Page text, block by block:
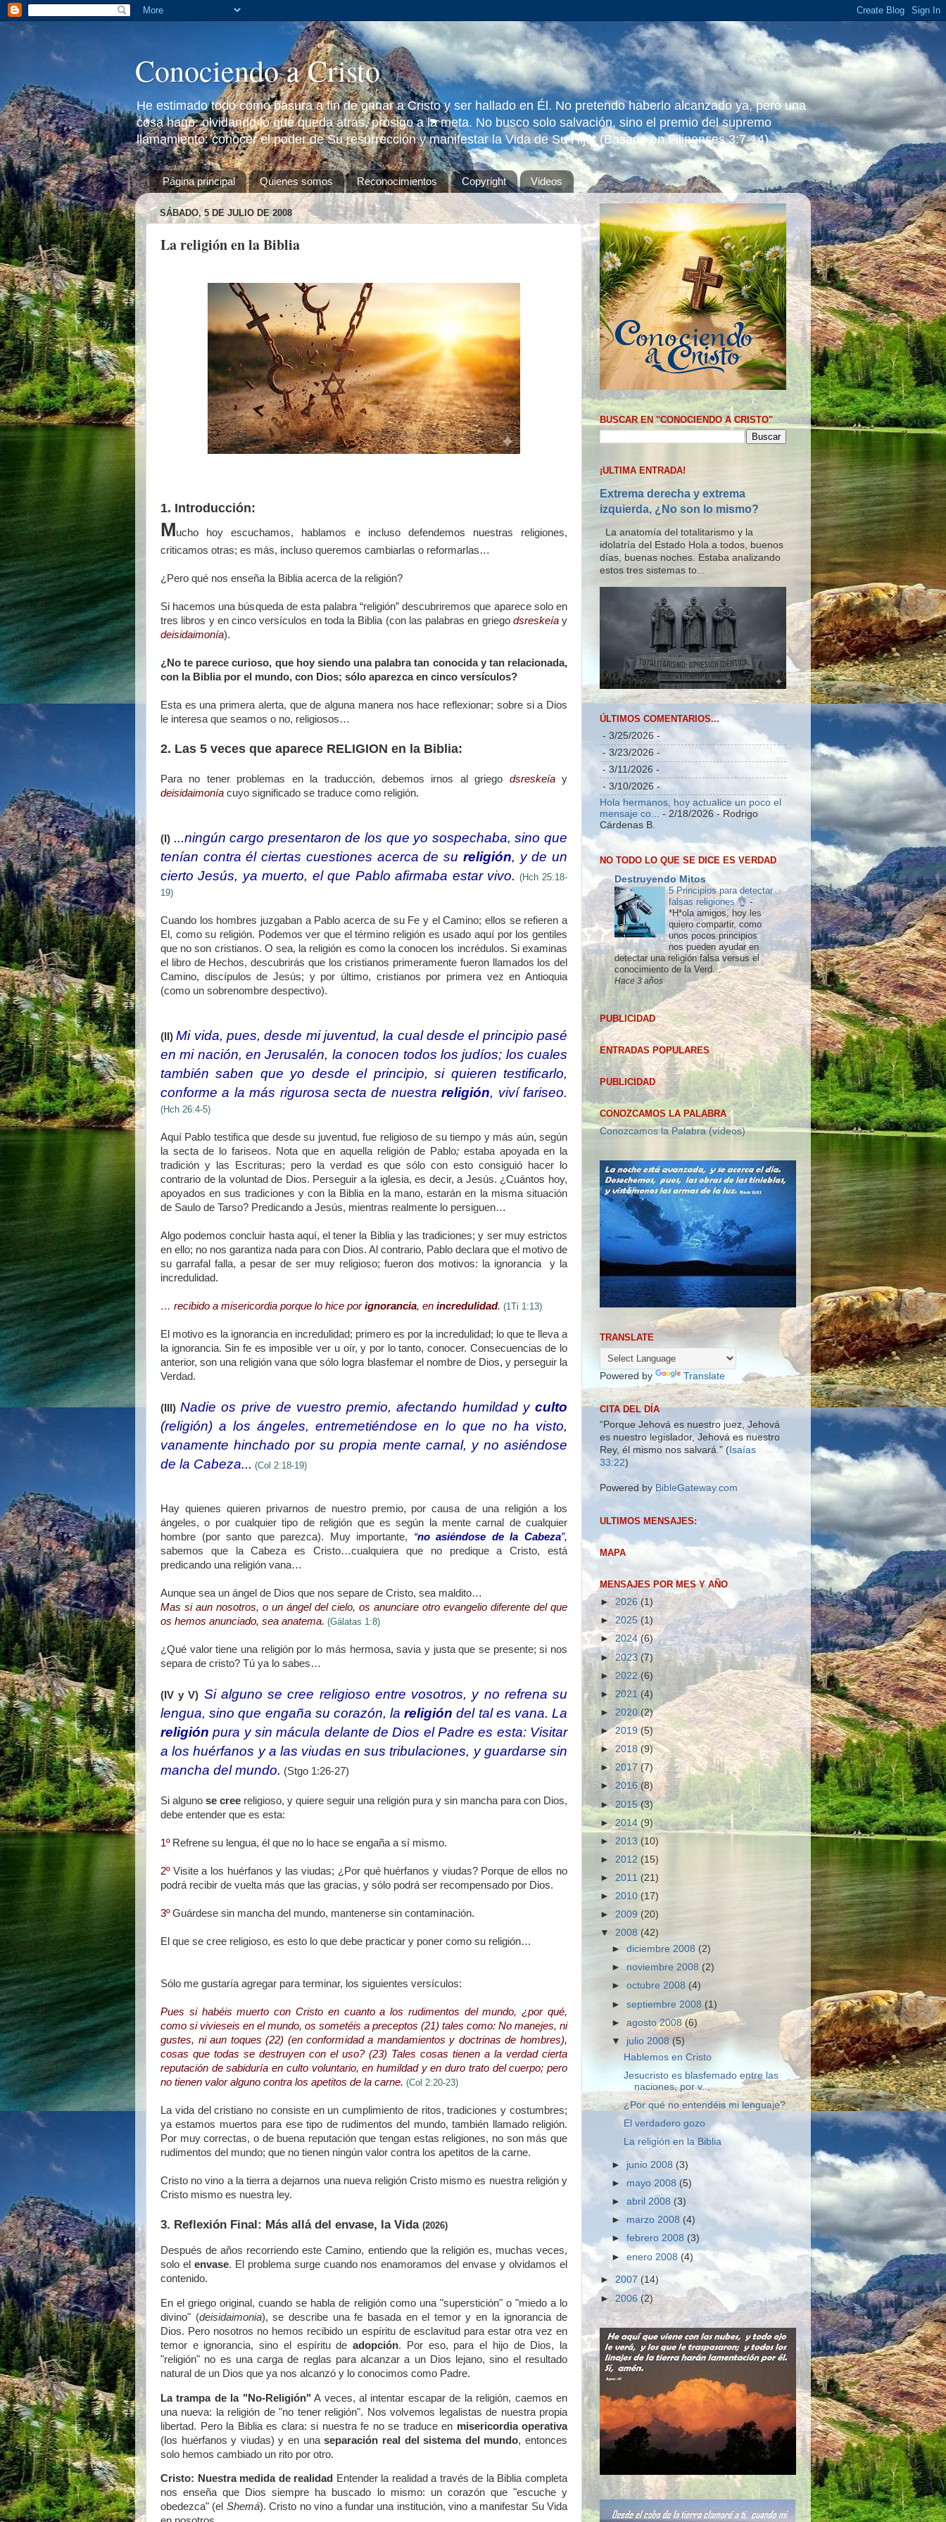
Conociendo a Cristo
He estimado todo como basura a fin de ganar a Cristo y ser hallado en Él. No pretendo haberlo alcanzado ya, pero una
cosa hago: olvidando lo que queda atrás, prosigo a la meta. No busco solo salvación, sino el premio del supremo
llamamiento: conocer el poder de Su resurrección y manifestar la Vida de Su Hijo. (Basado en Filipenses 3:7-14)
Página principal Quienes somos Reconocimientos Copyright Videos
SÁBADO, 5 DE JULIO DE 2008
La religión en la Biblia
1. Introducción:
Mucho hoy escuchamos, hablamos e incluso defendemos nuestras religiones,
criticamos otras; es más, incluso queremos cambiarlas o reformarlas…
¿Pero qué nos enseña la Biblia acerca de la religión?
Si hacemos una búsqueda de esta palabra “religión” descubriremos que aparece solo en
tres libros y en cinco versículos en toda la Biblia (con las palabras en griego dsreskeíay
deisidaimonía).
¿No te parece curioso, que hoy siendo una palabra tan conocida y tan relacionada,
con la Biblia por el mundo, con Dios; sólo aparezca en cinco versículos?
Esta es una primera alerta, que de alguna manera nos hace reflexionar; sobre si a Dios
le interesa que seamos o no, religiosos…
2. Las 5 veces que aparece RELIGION en la Biblia:
Para no tener problemas en la traducción, debemos irnos al griego dsreskeíay
deisidaimonía cuyo significado se traduce como religión.
(I) ...ningún cargo presentaron de los que yo sospechaba, sino que
tenían contra él ciertas cuestiones acerca de su religión, y de un
cierto Jesús, ya muerto, el que Pablo afirmaba estar vivo. (Hch 25:18-
19)
Cuando los hombres juzgaban a Pablo acerca de su Fe y el Camino; ellos se refieren a
El, como su religión. Podemos ver que el término religión es usado aquí por los gentiles
que no son cristianos. O sea, la religión es como la conocen los incrédulos. Si examinas
el libro de Hechos, descubrirás que los cristianos primeramente fueron llamados los del
Camino, discípulos de Jesús; y por último, cristianos por primera vez en Antioquia
(como un sobrenombre despectivo).
(II) Mi vida, pues, desde mi juventud, la cual desde el principio pasé
en mi nación, en Jerusalén, la conocen todos los judíos; los cuales
también saben que yo desde el principio, si quieren testificarlo,
conforme a la más rigurosa secta de nuestrareligión, viví fariseo.
(Hch 26:4-5)
Aquí Pablo testifica que desde su juventud, fue religioso de su tiempo y más aún, según
la secta de lo fariseos. Nota que en aquella religión de Pablo; estaba apoyada en la
tradición y las Escrituras; pero la verdad es que sólo con esto consiguió hacer lo
contrario de la voluntad de Dios. Perseguir a la iglesia, es decir, a Jesús. ¿Cuántos hoy,
apoyados en sus tradiciones y con la Biblia en la mano, estarán en la misma situación
de Saulo de Tarso? Predicando a Jesús, mientras realmente lo persiguen…
Algo podemos concluir hasta aquí, el tener la Biblia y las tradiciones; y ser muy estrictos
en ello; no nos garantiza nada para con Dios. Al contrario, Pablo declara que el motivo de
su garrafal falla, a pesar de ser muy religioso; fueron dos motivos: la ignorancia y la
incredulidad.
… recibido a misericordia porque lo hice porignorancia, en incredulidad. (1Ti 1:13)
El motivo es la ignorancia en incredulidad; primero es por la incredulidad; lo que te lleva a
la ignorancia. Sin fe es imposible ver u oír, y por lo tanto, conocer. Consecuencias de lo
anterior, son una religión vana que sólo logra blasfemar el nombre de Dios, y perseguir la
Verdad.
(III) Nadie os prive de vuestro premio, afectando humildad yculto
(religión) a los ángeles, entremetiéndose en lo que no ha visto,
vanamente hinchado por su propia mente carnal, y no asiéndose
de la Cabeza... (Col 2:18-19)
Hay quienes quieren privarnos de nuestro premio, por causa de una religión a los
ángeles, o por cualquier tipo de religión que es según la mente carnal de cualquier
hombre (por santo que parezca). Muy importante, “no asiéndose de la Cabeza”,
sabemos que la Cabeza es Cristo…cualquiera que no predique a Cristo, está
predicando una religión vana…
Aunque sea un ángel de Dios que nos separe de Cristo, sea maldito…
Mas si aun nosotros, o un ángel del cielo, os anunciare otro evangelio diferente del que
os hemos anunciado, sea anatema. (Gálatas 1:8)
¿Qué valor tiene una religión por lo más hermosa, savia y justa que se presente; si nos
separa de cristo? Tú ya lo sabes…
(IV y V) Si alguno se cree religioso entre vosotros, y no refrena su
lengua, sino que engaña su corazón, lareligióndel tal es vana. La
religión pura y sin mácula delante de Dios el Padre es esta: Visitar
a los huérfanos y a las viudas en sus tribulaciones, y guardarse sin
mancha del mundo. (Stgo 1:26-27)
Si alguno se cree religioso, y quiere seguir una religión pura y sin mancha para con Dios,
debe entender que es esta:
1ºRefrene su lengua, él que no lo hace se engaña a sí mismo.
2ºVisite a los huérfanos y las viudas; ¿Por qué huérfanos y viudas? Porque de ellos no
podrá recibir de vuelta más que las gracias, y sólo podrá ser recompensado por Dios.
3ºGuárdese sin mancha del mundo, mantenerse sin contaminación.
El que se cree religioso, es esto lo que debe practicar y poner como su religión…
Sólo me gustaría agregar para terminar, los siguientes versículos:
Pues si habéis muerto con Cristo en cuanto a los rudimentos del mundo, ¿por qué,
como si vivieseis en el mundo, os sometéis a preceptos (21) tales como: No manejes, ni
gustes, ni aun toques (22) (en conformidad a mandamientos y doctrinas de hombres),
cosas que todas se destruyen con el uso? (23) Tales cosas tienen a la verdad cierta
reputación de sabiduría en culto voluntario, en humildad y en duro trato del cuerpo; pero
no tienen valor alguno contra los apetitos de la carne. (Col 2:20-23)
La vida del cristiano no consiste en un cumplimiento de ritos, tradiciones y costumbres;
ya estamos muertos para ese tipo de rudimentos del mundo, también llamado religión.
Por muy correctas, o de buena reputación que tengan estas religiones, no son más que
rudimentos del mundo; que no tienen ningún valor contra los apetitos de la carne.
Cristo no vino a la tierra a dejarnos una nueva religión Cristo mismo es nuestra religión y
Cristo mismo es nuestra ley.
3. Reflexión Final: Más allá del envase, la Vida (2026)
Después de años recorriendo este Camino, entiendo que la religión es, muchas veces,
solo el envase. El problema surge cuando nos enamoramos del envase y olvidamos el
contenido.
En el griego original, cuando se habla de religión como una "superstición" o "miedo a lo
divino" (deisidaimonia), se describe una fe basada en el temor y en la ignorancia de
Dios. Pero nosotros no hemos recibido un espíritu de esclavitud para estar otra vez en
temor e ignorancia, sino el espíritu deadopción. Por eso, para el hijo de Dios, la
"religión" no es una carga de reglas para alcanzar a un Dios lejano, sino el resultado
natural de un Dios que ya nos alcanzó y lo conocimos como Padre.
La trampa de la "No-Religión" A veces, al intentar escapar de la religión, caemos en
una nueva: la religión de "no tener religión". Nos volvemos legalistas de nuestra propia
libertad. Pero la Biblia es clara: si nuestra fe no se traduce en misericordia operativa
(los huérfanos y viudas) y en unaseparación real del sistema del mundo, entonces
solo hemos cambiado un rito por otro.
Cristo: Nuestra medida de realidad Entender la realidad a través de la Biblia completa
nos enseña que Dios siempre ha buscado lo mismo: un corazón que "escuche y
obedezca" (el Shemá). Cristo no vino a fundar una institución, vino a manifestar Su Vida
BUSCAR EN "CONOCIENDO A CRISTO"
¡ULTIMA ENTRADA!
Extrema derecha y extrema
izquierda, ¿No son lo mismo?
La anatomía del totalitarismo y la
idolatría del Estado Hola a todos, buenos
días, buenas noches. Estaba analizando
estos tres sistemas to...
ÚLTIMOS COMENTARIOS...
- 3/25/2026 -
- 3/23/2026 -
- 3/11/2026 -
- 3/10/2026 -
Hola hermanos, hoy actualice un poco el
mensaje co... - 2/18/2026- Rodrigo
Cárdenas B.
NO TODO LO QUE SE DICE ES VERDAD
Destruyendo Mitos
5 Principios para detectar
falsas religiones 👌-
*H*ola amigos, hoy les
quiero compartir, como
unos pocos principios
nos pueden ayudar en
detectar una religión falsa versus el
conocimiento de la Verd...
Hace 3 años
PUBLICIDAD
ENTRADAS POPULARES
PUBLICIDAD
CONOZCAMOS LA PALABRA
Conozcamos la Palabra (vídeos)
TRANSLATE
Powered by Translate
CITA DEL DÍA
“Porque Jehová es nuestro juez, Jehová
es nuestro legislador, Jehová es nuestro
Rey, él mismo nos salvará.” ( Isaías
33:22)
Powered by BibleGateway.com
ULTIMOS MENSAJES:
MAPA
MENSAJES POR MES Y AÑO
►2026(1)
►2025 (1)
► 2024 (6)
►2023(7)
► 2022 (6)
► 2021 (4)
► 2020 (2)
►2019(5)
►2018 (9)
►2017(7)
►2016 (8)
►2015(3)
►2014 (9)
► 2013 (10)
► 2012 (15)
► 2011 (21)
► 2010 (17)
► 2009 (20)
▼ 2008 (42)
►diciembre 2008(2)
► noviembre 2008 (2)
►octubre 2008(4)
►septiembre 2008 (1)
►agosto 2008(6)
▼ julio 2008(5)
Hablemos en Cristo
Jesucristo es blasfemado entre las
naciones, por v...
¿Por qué no entendéis mi lenguaje?
El verdadero gozo
La religión en la Biblia
► junio 2008(3)
► mayo 2008(5)
►abril 2008 (3)
► marzo 2008 (4)
►febrero 2008 (3)
►enero 2008(4)
► 2007 (14)
►2006(2)